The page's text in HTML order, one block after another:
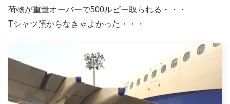
荷物が重量オーバーで500ルピー取られる・・・
Tシャツ預からなきゃよかった・・・